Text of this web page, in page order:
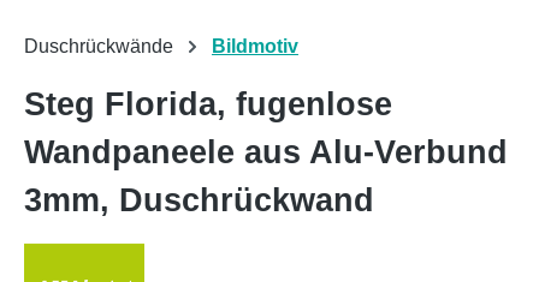
Duschrückwände Bildmotiv
Steg Florida, fugenlose
Wandpaneele aus Alu-Verbund
3mm, Duschrückwand